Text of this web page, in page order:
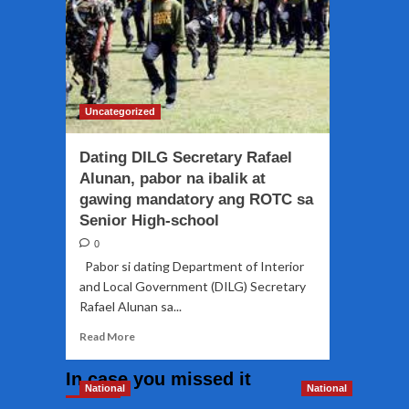
Uncategorized
Dating DILG Secretary Rafael
Alunan, pabor na ibalik at
gawing mandatory ang ROTC sa
Senior High-school
0
Pabor si dating Department of Interior
and Local Government (DILG) Secretary
Rafael Alunan sa...
Read MoreRead
Dating
In case you missed it
National National